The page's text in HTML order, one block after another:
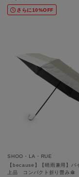
さらに10%OFF
SHOO・LA・RUE
【because】【晴雨兼用】バ
上品 コンパクト折り畳み傘